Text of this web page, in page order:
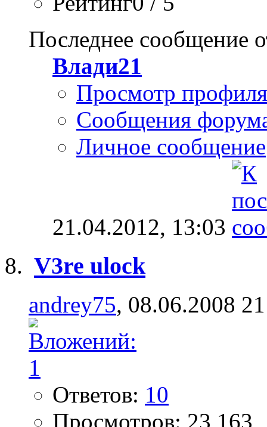
Последнее сообщение
Влади21
Просмотр профиля
Сообщения
Личное сообщение
21.04.2012, 13:03
V3re ulock
andrey75, 08.06.2008
Ответов: 10
Просмотров: 23,163